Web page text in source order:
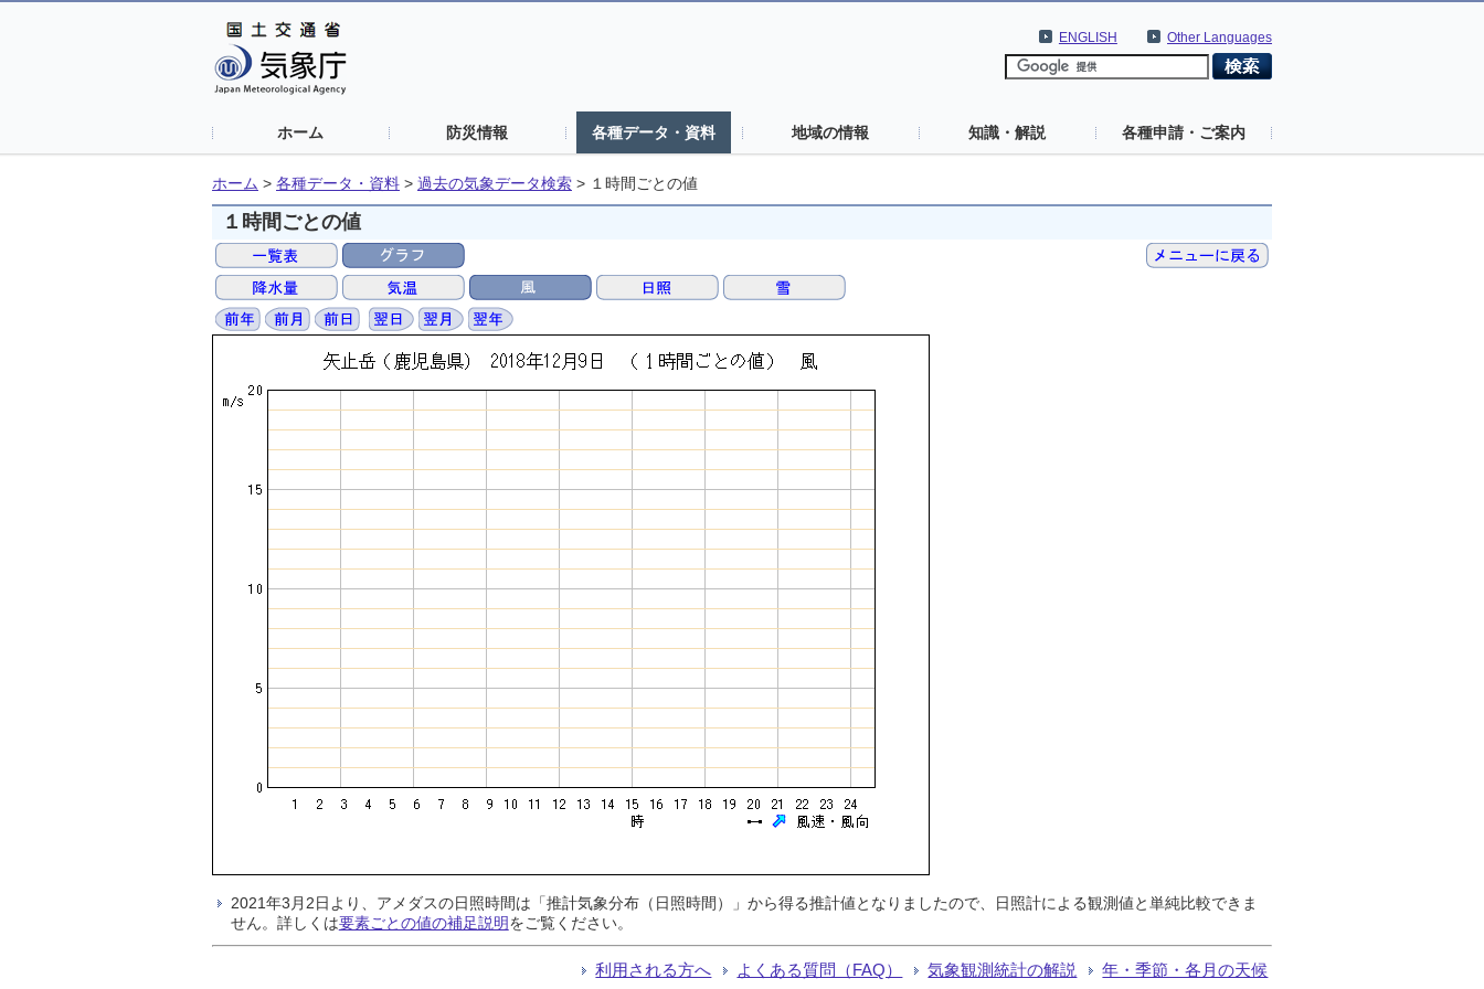
Other Languages
ENGLISH
ホーム 防災情報 各種データ・資料 地域の情報 知識・解説 各種申請・ご案内
ホーム > 各種データ・資料 > 過去の気象データ検索 > １時間ごとの値
１時間ごとの値
2021年3月2日より、アメダスの日照時間は「推計気象分布（日照時間）」から得る推計値となりましたので、日照計による観測値と単純比較できま
せん。詳しくは要素ごとの値の補足説明をご覧ください。
利用される方へ よくある質問（FAQ） 気象観測統計の解説 年・季節・各月の天候